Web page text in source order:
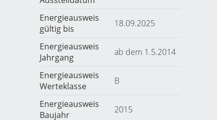
Energieausweis
gültig bis
18.09.2025
Energieausweis
Jahrgang
ab dem 1.5.2014
Energieausweis
Werteklasse
B
Energieausweis
Baujahr
2015